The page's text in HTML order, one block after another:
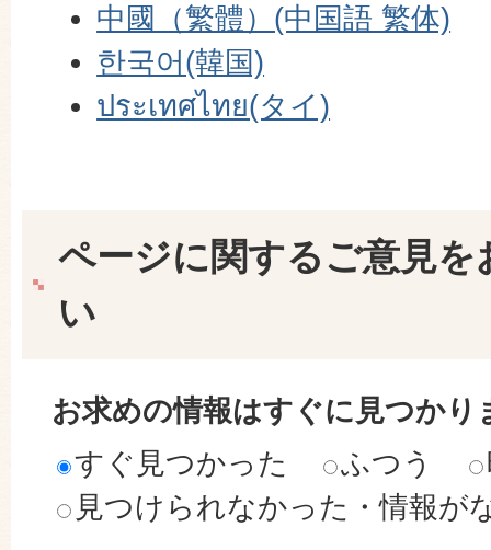
中國（繁體）(中国語 繁体)
한국어(韓国)
ประเทศไทย(タイ)
ページに関するご意見を
い
お求めの情報はすぐに見つかり
すぐ見つかった
ふつう
見つけられなかった・情報が